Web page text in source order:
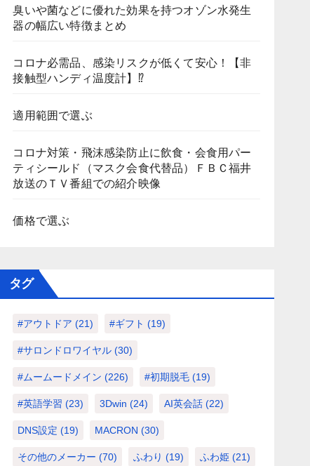
臭いや菌などに優れた効果を持つオゾン水発生
器の幅広い特徴まとめ
コロナ必需品、感染リスクが低くて安心！【非
接触型ハンディ温度計】⁉
適用範囲で選ぶ
コロナ対策・飛沫感染防止に飲食・会食用パー
ティシールド（マスク会食代替品）ＦＢＣ福井
放送のＴＶ番組での紹介映像
価格で選ぶ
タグ
#アウトドア (21) #ギフト (19)
#サロンドロワイヤル (30)
#ムームードメイン (226) #初期脱毛 (19)
#英語学習 (23) 3Dwin (24) AI英会話 (22)
DNS設定 (19) MACRON (30)
その他のメーカー (70) ふわり (19) ふわ姫 (21)